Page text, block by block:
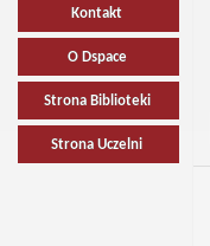
Kontakt
O Dspace
Strona Biblioteki
Strona Uczelni